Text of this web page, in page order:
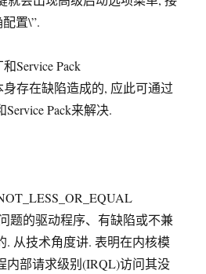
置\”.
Service Pack
身存在缺陷造成的, 应此可通过
Pack来解决.
题的驱动程序、有缺陷或不兼
. 从技术角度讲. 表明在内核模
内部请求级别(IRQL)访问其没